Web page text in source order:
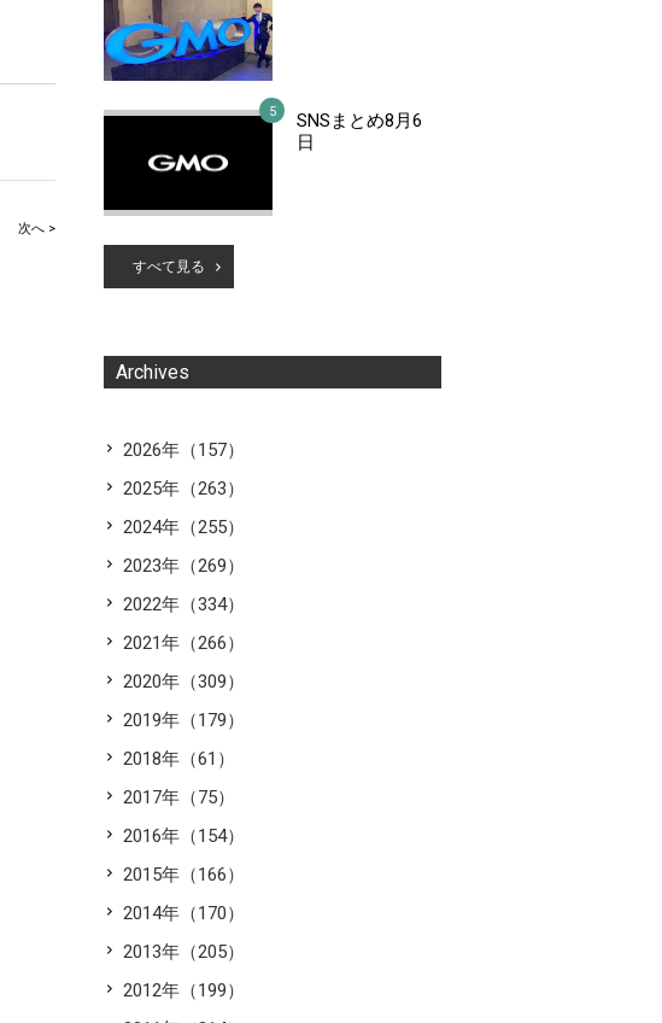
次へ >
SNSまとめ8月6
日
すべて見る
Archives
2026年（157）
2025年（263）
2024年（255）
2023年（269）
2022年（334）
2021年（266）
2020年（309）
2019年（179）
2018年（61）
2017年（75）
2016年（154）
2015年（166）
2014年（170）
2013年（205）
2012年（199）